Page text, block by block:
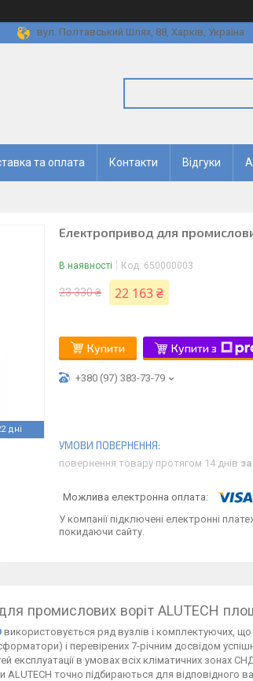
вул. Полтавський Шлях, 88, Харків, Україна
та оплата Контакти Вiдгуки
дні
Електропривод для
В наявності Код: 650000003
23 330 ₴ 22 163 ₴
Купити Купити з
+380 (97) 383-73-79
повернення товару протягом 14 днів
У компанії підключені електронні
покидаючи сайту.
промислових воріт ALUTECH
використовується ряд вузлів і комплектуючих,
і перевірених 7-річним досвідом
експлуатації в умовах всіх кліматичних зонах
точно підбираються для відповідного